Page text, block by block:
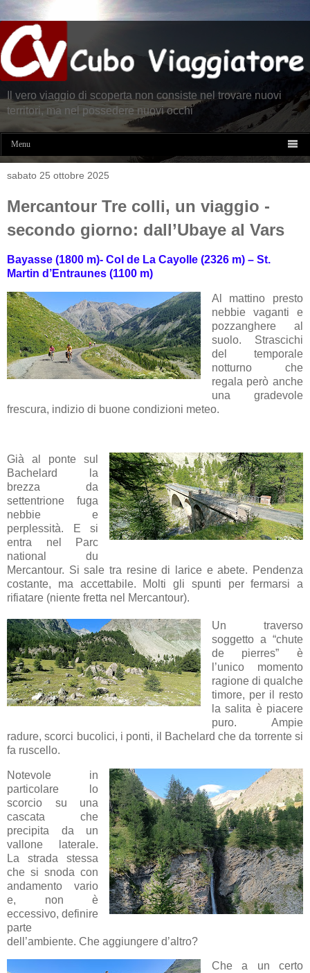
Il vero viaggio di scoperta non consiste nel trovare nuovi
territori, ma nel possedere nuovi occhi
Menu 
sabato 25 ottobre 2025
Mercantour Tre colli, un viaggio -
secondo giorno: dall’Ubaye al Vars
Bayasse (1800 m)- Col de La Cayolle (2326 m) – St.
Martin d’Entraunes (1100 m)
Al mattino presto
nebbie vaganti e
pozzanghere al
suolo. Strascichi
del temporale
notturno che
regala però anche
una gradevole
frescura, indizio di buone condizioni meteo.
Già al ponte sul
Bachelard la
brezza da
settentrione fuga
nebbie e
perplessità. E si
entra nel Parc
national du
Mercantour. Si sale tra resine di larice e abete. Pendenza
costante, ma accettabile. Molti gli spunti per fermarsi a
rifiatare (niente fretta nel Mercantour).
Un traverso
soggetto a “chute
de pierres” è
l’unico momento
ragione di qualche
timore, per il resto
la salita è piacere
puro. Ampie
radure, scorci bucolici, i ponti, il Bachelard che da torrente si
fa ruscello.
Notevole in
particolare lo
scorcio su una
cascata che
precipita da un
vallone laterale.
La strada stessa
che si snoda con
andamento vario
e, non è
eccessivo, definire
parte
dell’ambiente. Che aggiungere d’altro?
Che a un certo